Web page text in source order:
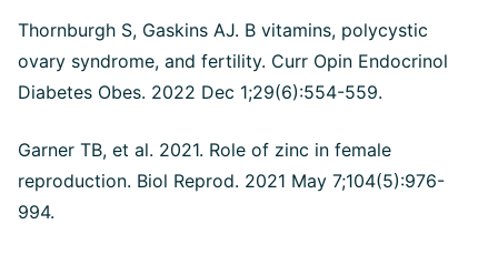
Thornburgh S, Gaskins AJ. B vitamins, polycystic
ovary syndrome, and fertility. Curr Opin Endocrinol
Diabetes Obes. 2022 Dec 1;29(6):554-559.
Garner TB, et al. 2021. Role of zinc in female
reproduction. Biol Reprod. 2021 May 7;104(5):976-
994.